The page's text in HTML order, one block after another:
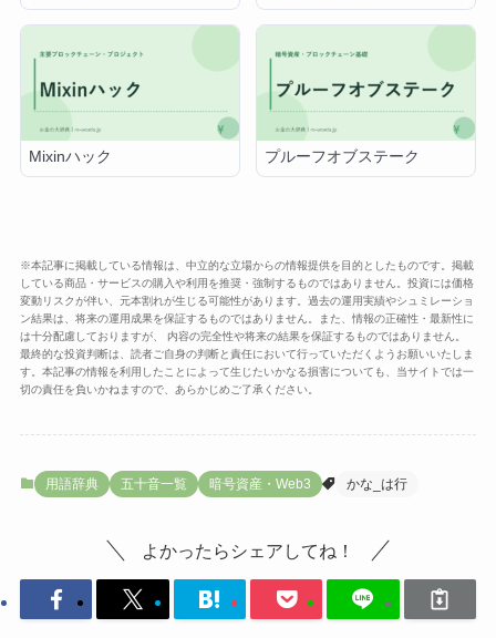
Mixinハック プルーフオブステーク
※本記事に掲載している情報は、中立的な立場からの情報提供を目的としたものです。掲載
している商品・サービスの購入や利用を推奨・強制するものではありません。投資には価格
変動リスクが伴い、元本割れが生じる可能性があります。過去の運用実績やシュミレーショ
ン結果は、将来の運用成果を保証するものではありません。また、情報の正確性・最新性に
は十分配慮しておりますが、 内容の完全性や将来の結果を保証するものではありません。
最終的な投資判断は、読者ご自身の判断と責任において行っていただくようお願いいたしま
す。本記事の情報を利用したことによって生じたいかなる損害についても、当サイトでは一
切の責任を負いかねますので、あらかじめご了承ください。
用語辞典 五十音一覧 暗号資産・Web3 かな_は行
よかったらシェアしてね！